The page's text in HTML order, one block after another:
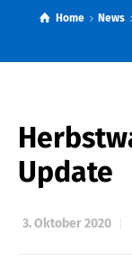
Home News
Update
3. Oktober 2020